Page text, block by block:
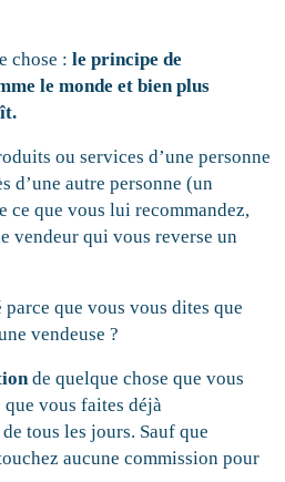
chose :le principe de
le monde et bien plus
ou services d’une personne
d’une autre personne (un
ce que vous lui recommandez,
vendeur qui vous reverse un
que vous vous dites que
vendeuse ?
de quelque chose que vous
vous faites déjà
tous les jours. Sauf que
aucune commission pour